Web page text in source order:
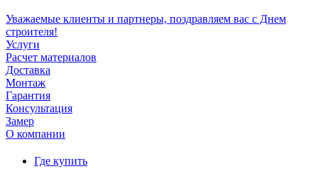
Уважаемые клиенты и партнеры, поздравляем вас с Днем
строителя!
Услуги
Расчет материалов
Доставка
Монтаж
Гарантия
Консультация
Замер
О компании
Где купить